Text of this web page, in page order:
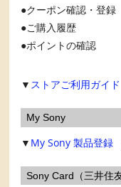
クーポン確認・登録
ご購入履歴
ポイントの確認
▼ ストアご利用ガイド
My Sony
▼ My Sony 製品登録
Sony Card（三井住友